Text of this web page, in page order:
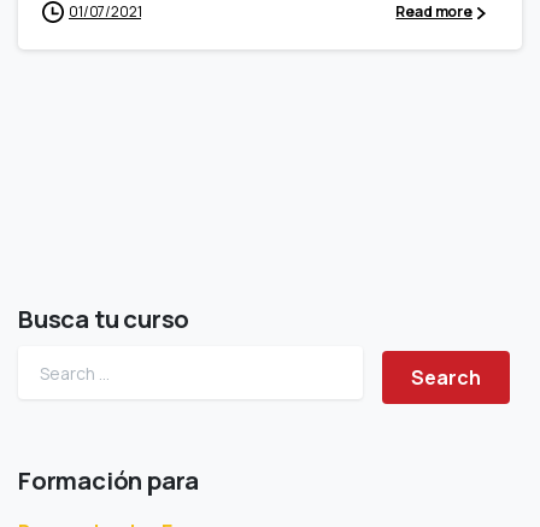
01/07/2021 Read more
Busca tu curso
Search for:
Formación para